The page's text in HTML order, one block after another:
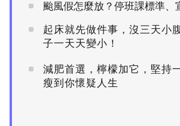
颱風假怎麼放？停班課標準、
起床就先做件事，沒三天小
子一天天變小！
減肥首選，檸檬加它，堅持
瘦到你懷疑人生